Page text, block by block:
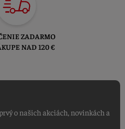
ODOSIELAME
DNÍ
o našich akciách, novinkách a